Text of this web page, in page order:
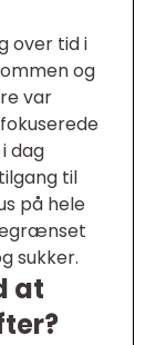
over tid i
og
var
dag
til
på hele
sukker.
at